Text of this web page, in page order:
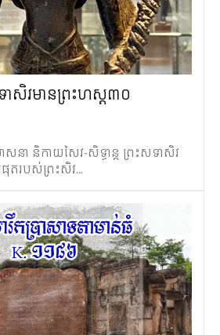
សិវមានព្រះហស្ត៣០
សនា និកាយសៃវ-សិទ្ធាន្ត ព្រះសទាសិវ
តរបស់ព្រះសិវ...